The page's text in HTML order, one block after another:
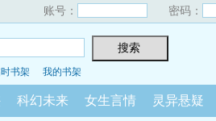
账号： 密码：
书架 我的书架
科幻未来 女生言情 灵异悬疑